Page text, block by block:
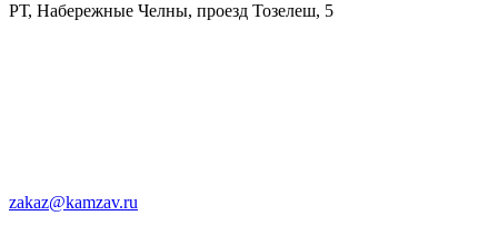
РТ, Набережные Челны, проезд Тозелеш, 5
zakaz@kamzav.ru